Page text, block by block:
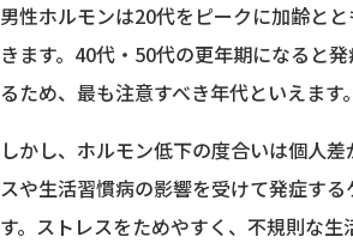
男性ホルモンは20代をピークに加齢と
きます。40代・50代の更年期になると
るため、最も注意すべき年代といえます。
しかし、ホルモン低下の度合いは個人
スや生活習慣病の影響を受けて発症する
す。ストレスをためやすく、不規則な生